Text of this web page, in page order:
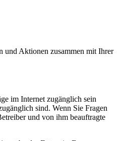
und Aktionen zusammen mit Ihrer
im Internet zugänglich sein
sind. Wenn Sie Fragen
und von ihm beauftragte